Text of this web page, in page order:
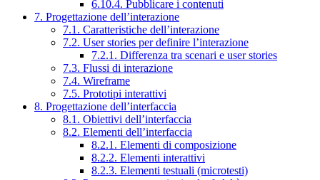
6.10.4. Pubblicare i contenuti
7. Progettazione dell’interazione
7.1. Caratteristiche dell’interazione
7.2. User stories per definire l’interazione
7.2.1. Differenza tra scenari e user stories
7.3. Flussi di interazione
7.4. Wireframe
7.5. Prototipi interattivi
8. Progettazione dell’interfaccia
8.1. Obiettivi dell’interfaccia
8.2. Elementi dell’interfaccia
8.2.1. Elementi di composizione
8.2.2. Elementi interattivi
8.2.3. Elementi testuali (microtesti)